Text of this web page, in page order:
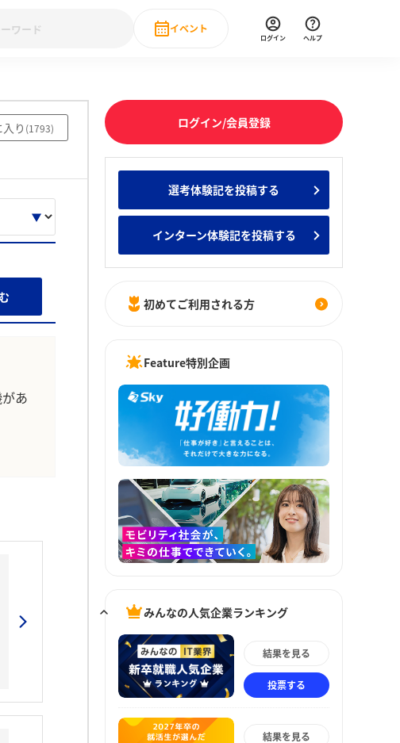
みんなの新卒就職人気企業ランキング みんなのインターン人気企業ランキ
28卒 IT・DX現場社員インタビュー
イベント
直近のイベント一覧
ログイン ヘルプ
り (1793)
あ
ログイン/会員登録
選考体験記を投稿する
インターン体験記を投稿する
初めてご利用される方
Feature特別企画
みんなの人気企業ランキング
結果を見る
投票する
結果を見る